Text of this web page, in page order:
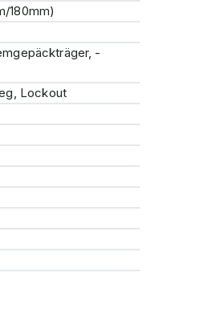
180mm)
-
Lockout